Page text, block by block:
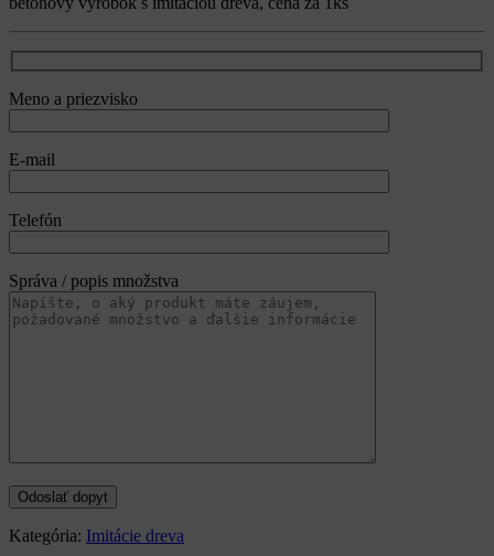
Meno a priezvisko
E-mail
Telefón
Správa / popis množstva
Kategória: Imitácie dreva